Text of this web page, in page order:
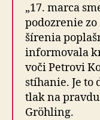
„17. marca
po­do­zre­nie
šírenia
informovala
voči Petrovi
stíhanie. Je to
tlak na
Gröhling.